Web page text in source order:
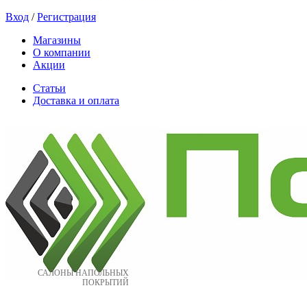
Вход /Регистрация
Магазины
О компании
Акции
Статьи
Доставка и оплата
САЛОНЫ НАПОЛЬНЫХ
ПОКРЫТИЙ